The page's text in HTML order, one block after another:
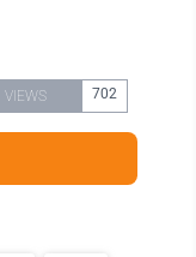
VIEWS 702